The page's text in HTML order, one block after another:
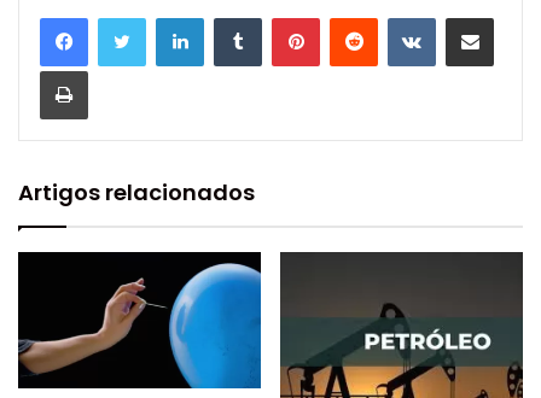
Artigos relacionados